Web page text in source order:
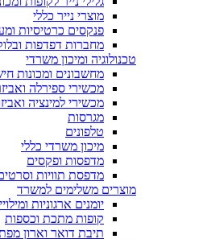
מוצרי נייר כללי
פנקסים כרטיסיות
מחברות דפדפות
טכנולוגיה ומיכון משרדי
מחשבונים ומכונות
מכשירי ספירלה
מכשירי למינציה
מגרסות
טלפונים
מיכון משרדי כללי
מדפסות ופקסים
מדפסת תוויות
מוצרים משלימים למשרד
יומנים ארגוניות
קופות מתכת וכספות
תיבת דואר וארון